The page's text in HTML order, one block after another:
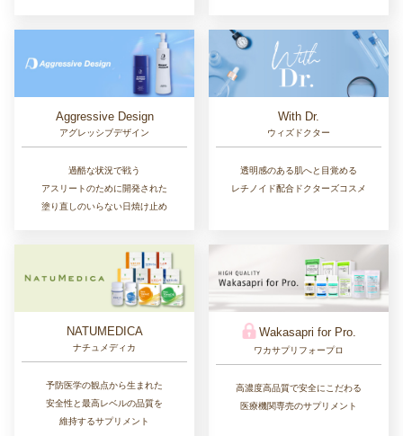
Aggressive Design
アグレッシブデザイン
過酷な状況で戦う
アスリートのために開発された
塗り直しのいらない日焼け止め
With Dr.
ウィズドクター
透明感のある肌へと目覚める
レチノイド配合ドクターズコスメ
NATUMEDICA
ナチュメディカ
予防医学の観点から生まれた
安全性と最高レベルの品質を
維持するサプリメント
Wakasapri for Pro.
ワカサプリフォープロ
高濃度高品質で安全にこだわる
医療機関専売のサプリメント